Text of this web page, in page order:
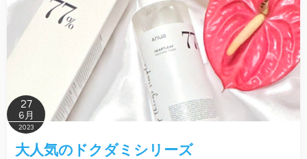
27
6月
2023
大人気のドクダミシリーズ